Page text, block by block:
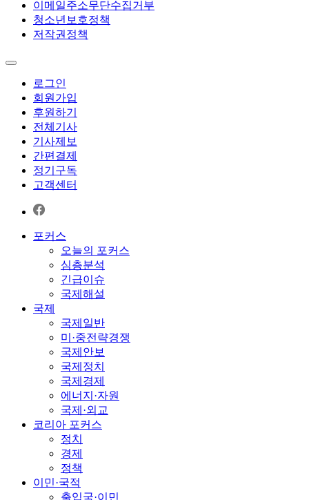
이메일주소무단수집거부
청소년보호정책
저작권정책
로그인
회원가입
후원하기
전체기사
기사제보
간편결제
정기구독
고객센터
포커스
오늘의 포커스
심층분석
긴급이슈
국제해설
국제
국제일반
미·중전략경쟁
국제안보
국제정치
국제경제
에너지·자원
국제·외교
코리아 포커스
정치
경제
정책
이민·국적
출입국·이민